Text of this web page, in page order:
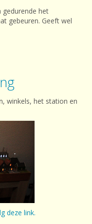
gedurende het
gebeuren. Geeft wel
winkels, het station en
deze link.